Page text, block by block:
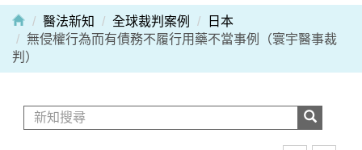
醫法新知 全球裁判案例
日本
無侵權行為而有債務不履行用藥不當事例（寰宇醫事裁
判）